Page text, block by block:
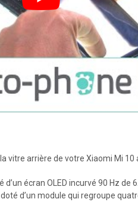
vitre arrière de votre Xiaomi Mi 10
écran OLED incurvé 90 Hz de
d’un module qui regroupe